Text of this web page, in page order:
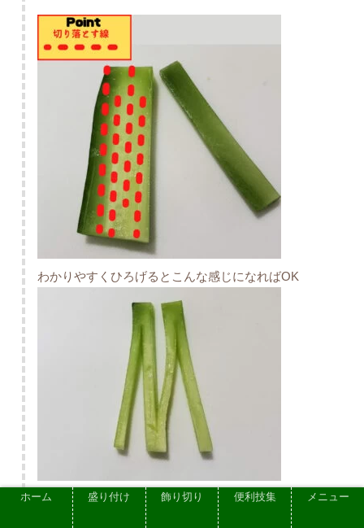
わかりやすくひろげるとこんな感じになればOK
ホーム 盛り付け 飾り切り 便利技集 メニュー